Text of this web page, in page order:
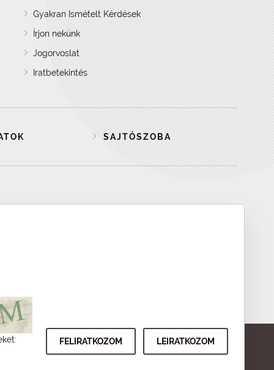
Gyakran Ismételt Kérdések
Írjon nekünk
Jogorvoslat
Iratbetekintés
SAJTÓSZOBA